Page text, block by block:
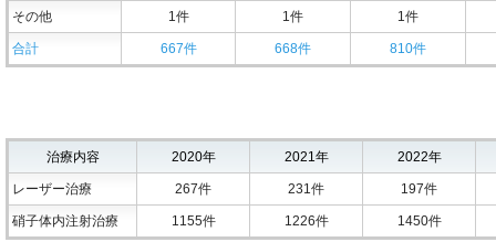
その他 1件 1件 1件
合計 667件 668件 810件
治療内容 2020年 2021年 2022年
レーザー治療 267件 231件 197件
硝子体内注射治療 1155件 1226件 1450件